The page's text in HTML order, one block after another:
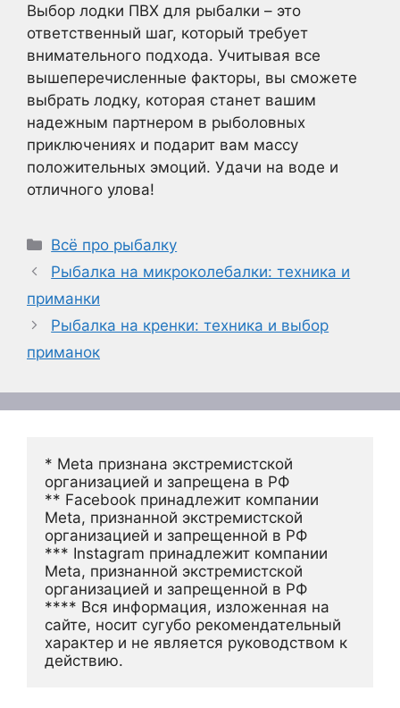
Выбор лодки ПВХ для рыбалки – это
ответственный шаг, который требует
внимательного подхода. Учитывая все
вышеперечисленные факторы, вы сможете
выбрать лодку, которая станет вашим
надежным партнером в рыболовных
приключениях и подарит вам массу
положительных эмоций. Удачи на воде и
отличного улова!
Рубрики
Всё про рыбалку
Рыбалка на микроколебалки: техника и
приманки
Рыбалка на кренки: техника и выбор
приманок
* Meta признана экстремистской
организацией и запрещена в РФ
** Facebook принадлежит компании
Meta, признанной экстремистской
организацией и запрещенной в РФ
*** Instagram принадлежит компании
Meta, признанной экстремистской
организацией и запрещенной в РФ
**** Вся информация, изложенная на
сайте, носит сугубо рекомендательный
характер и не является руководством к
действию.